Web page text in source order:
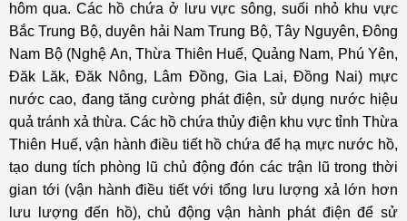
hôm qua. Các hồ chứa ở lưu vực sông, suối nhỏ khu vực
Bắc Trung Bộ, duyên hải Nam Trung Bộ, Tây Nguyên, Đông
Nam Bộ (Nghệ An, Thừa Thiên Huế, Quảng Nam, Phú Yên,
Đăk Lăk, Đăk Nông, Lâm Đồng, Gia Lai, Đồng Nai) mực
nước cao, đang tăng cường phát điện, sử dụng nước hiệu
quả tránh xả thừa. Các hồ chứa thủy điện khu vực tỉnh Thừa
Thiên Huế, vận hành điều tiết hồ chứa để hạ mực nước hồ,
tạo dung tích phòng lũ chủ động đón các trận lũ trong thời
gian tới (vận hành điều tiết với tổng lưu lượng xả lớn hơn
lưu lượng đến hồ), chủ động vận hành phát điện để sử